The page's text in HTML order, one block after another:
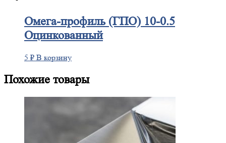
Омега-профиль(ГПО) 10-0.5
Оцинкованный
5 ₽ В корзину
Похожие товары